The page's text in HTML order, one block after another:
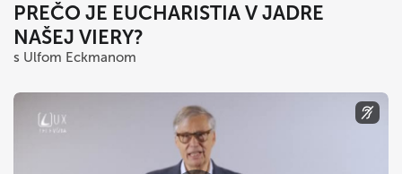
PREČO JE EUCHARISTIA V JADRE
NAŠEJ VIERY?
s Ulfom Eckmanom